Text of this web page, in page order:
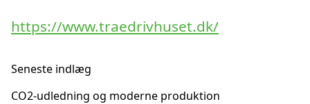
https://www.traedrivhuset.dk/
Seneste indlæg
CO2-udledning og moderne produktion